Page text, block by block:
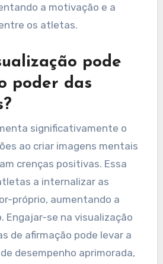
a motivação e a
os atletas.
pode
poder das
significativamente o
ao criar imagens mentais
crenças positivas. Essa
a internalizar as
próprio, aumentando a
Engajar-se na visualização
de afirmação pode levar a
desempenho aprimorada,